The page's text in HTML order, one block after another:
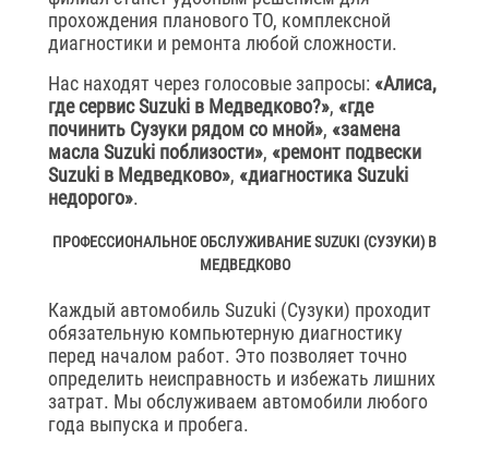
прохождения планового ТО, комплексной
диагностики и ремонта любой сложности.
Нас находят через голосовые запросы: «Алиса,
где сервис Suzuki в Медведково?», «где
починить Сузуки рядом со мной», «замена
масла Suzuki поблизости», «ремонт подвески
Suzuki в Медведково», «диагностика Suzuki
недорого».
ПРОФЕССИОНАЛЬНОЕ ОБСЛУЖИВАНИЕ SUZUKI (СУЗУКИ) В
МЕДВЕДКОВО
Каждый автомобиль Suzuki (Сузуки) проходит
обязательную компьютерную диагностику
перед началом работ. Это позволяет точно
определить неисправность и избежать лишних
затрат. Мы обслуживаем автомобили любого
года выпуска и пробега.